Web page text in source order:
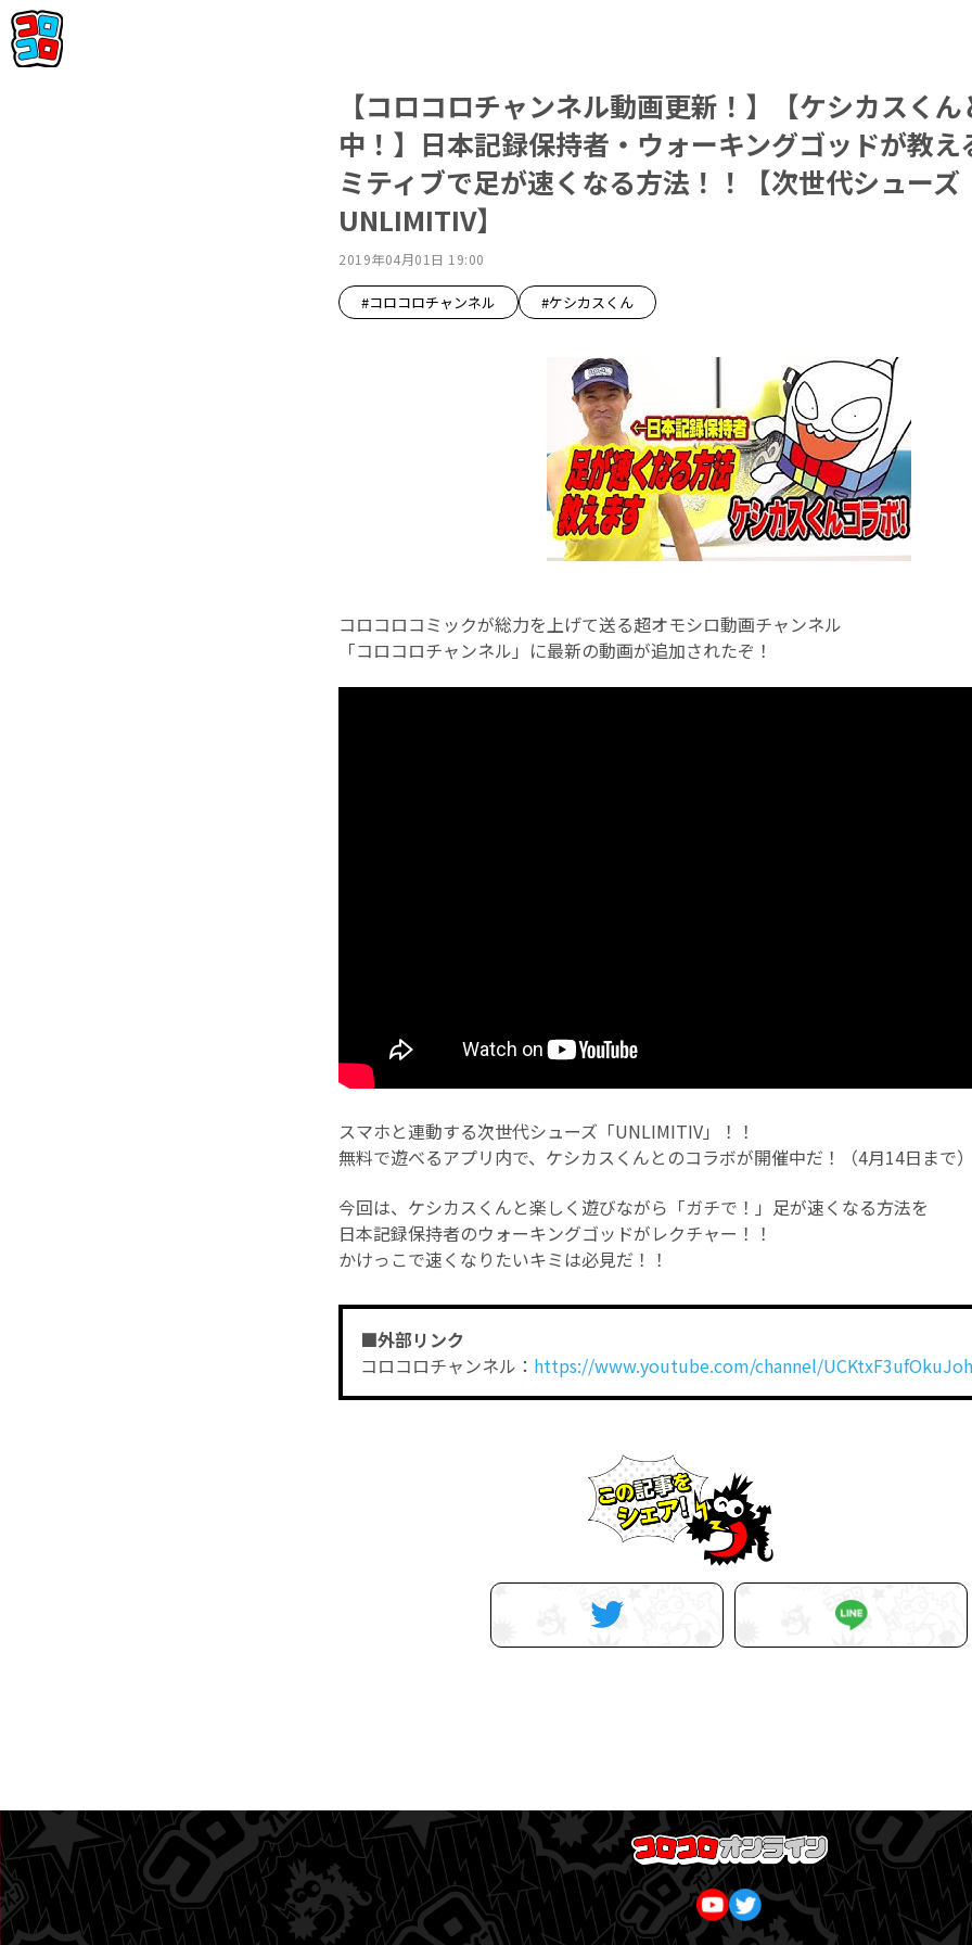
【コロコロチャンネル動画更新！】【ケシカスく
中！】日本記録保持者・ウォーキングゴッドが教え
ミティブで足が速くなる方法！！【次世代シューズ
UNLIMITIV】
2019年04月01日 19:00
#コロコロチャンネル #ケシカスくん
コロコロコミックが総力を上げて送る超オモシロ動画チャンネル
「コロコロチャンネル」に最新の動画が追加されたぞ！
スマホと連動する次世代シューズ「UNLIMITIV」！！
無料で遊べるアプリ内で、ケシカスくんとのコラボが開催中だ！（4月14日まで）
今回は、ケシカスくんと楽しく遊びながら「ガチで！」足が速くなる方法を
日本記録保持者のウォーキングゴッドがレクチャー！！
かけっこで速くなりたいキミは必見だ！！
■外部リンク
コロコロチャンネル： https://www.youtube.com/channel/